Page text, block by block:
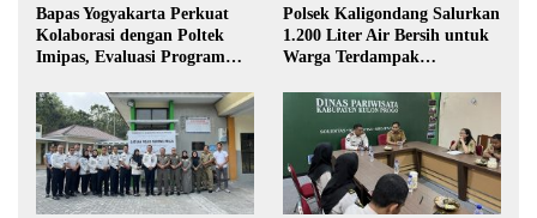
Bapas Yogyakarta Perkuat
Kolaborasi dengan Poltek
Imipas, Evaluasi Program
Polsek Kaligondang Salurkan
1.200 Liter Air Bersih untuk
Warga Terdampak